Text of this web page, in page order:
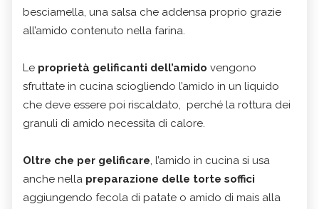
besciamella, una salsa che addensa proprio grazie
all’amido contenuto nella farina.
Le proprietà gelificanti dell’amido vengono
sfruttate in cucina sciogliendo l’amido in un liquido
che deve essere poi riscaldato, perché la rottura dei
granuli di amido necessita di calore.
Oltre che per gelificare, l’amido in cucina si usa
anche nella preparazione delle torte soffici
aggiungendo fecola di patate o amido di mais alla